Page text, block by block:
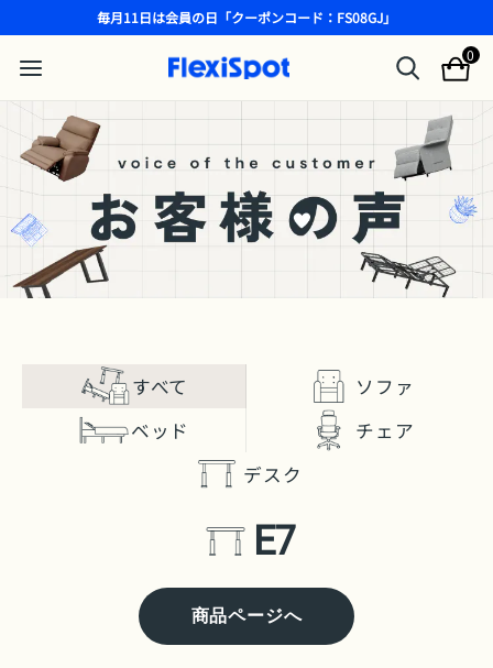
毎月11日は会員の日「クーポンコード：FS08GJ」
0
すべて
ソファ
ベッド
チェア
デスク
E7
商品ページへ